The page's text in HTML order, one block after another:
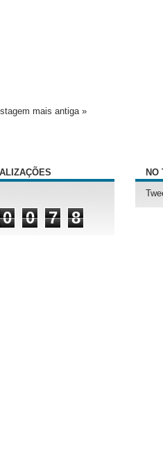
mais antiga »
0 0 7 8
NO